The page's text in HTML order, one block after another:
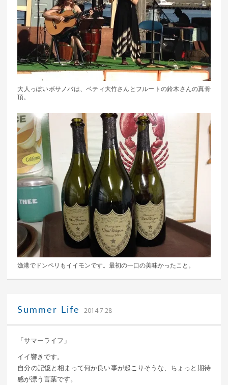
大人っぽいボサノバは、ベティ大竹さんとフルートの鈴木さんの真骨
頂。
漁港でドンペリもイイモンです。最初の一口の美味かったこと。
Summer Life 2014.7.28｜ 更新日：
込山 敏郎
「サマーライフ」
イイ響きです。
自分の記憶と相まって何か良い事が起こりそうな、ちょっと期待
感が漂う言葉です。